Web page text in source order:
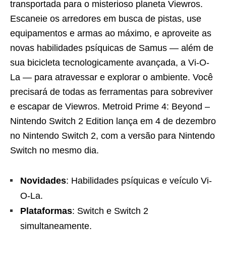
transportada para o misterioso planeta Viewros.
Escaneie os arredores em busca de pistas, use
equipamentos e armas ao máximo, e aproveite as
novas habilidades psíquicas de Samus — além de
sua bicicleta tecnologicamente avançada, a Vi-O-
La — para atravessar e explorar o ambiente. Você
precisará de todas as ferramentas para sobreviver
e escapar de Viewros. Metroid Prime 4: Beyond –
Nintendo Switch 2 Edition lança em 4 de dezembro
no Nintendo Switch 2, com a versão para Nintendo
Switch no mesmo dia.
Novidades: Habilidades psíquicas e veículo Vi-
O-La.
Plataformas: Switch e Switch 2
simultaneamente.